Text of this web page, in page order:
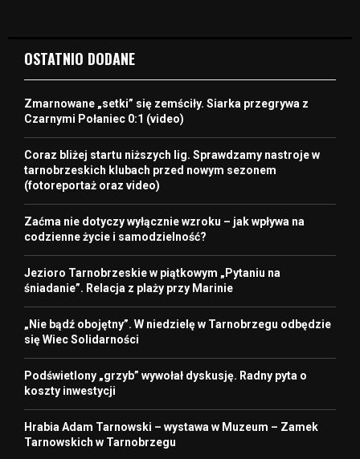
OSTATNIO DODANE
Zmarnowane „setki” się zemściły. Siarka przegrywa z
Czarnymi Połaniec 0:1 (video)
Coraz bliżej startu niższych lig. Sprawdzamy nastroje w
tarnobrzeskich klubach przed nowym sezonem
(fotoreportaż oraz video)
Zaćma nie dotyczy wyłącznie wzroku – jak wpływa na
codzienne życie i samodzielność?
Jezioro Tarnobrzeskie w piątkowym „Pytaniu na
śniadanie”. Relacja z plaży przy Marinie
„Nie bądź obojętny”. W niedzielę w Tarnobrzegu odbędzie
się Wiec Solidarności
Podświetlony „grzyb” wywołał dyskusję. Radny pyta o
koszty inwestycji
Hrabia Adam Tarnowski – wystawa w Muzeum – Zamek
Tarnowskich w Tarnobrzegu